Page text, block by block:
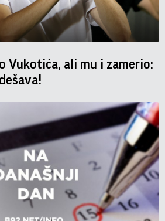
Vukotića, ali mu i zamerio: